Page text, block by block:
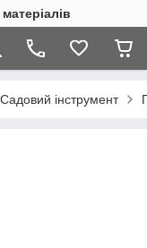
Садовий інструмент